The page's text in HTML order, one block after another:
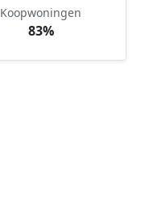
Koopwoningen
83%